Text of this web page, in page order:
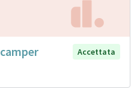
Accettata